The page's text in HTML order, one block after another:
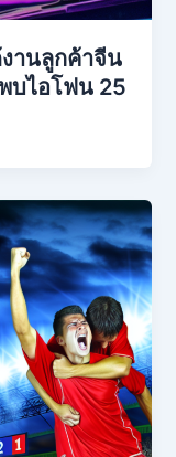
านลูกค้าจีน
บไอโฟน 25